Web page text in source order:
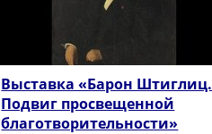
Выставка «Барон Штиглиц.
Подвиг просвещенной
благотворительности»